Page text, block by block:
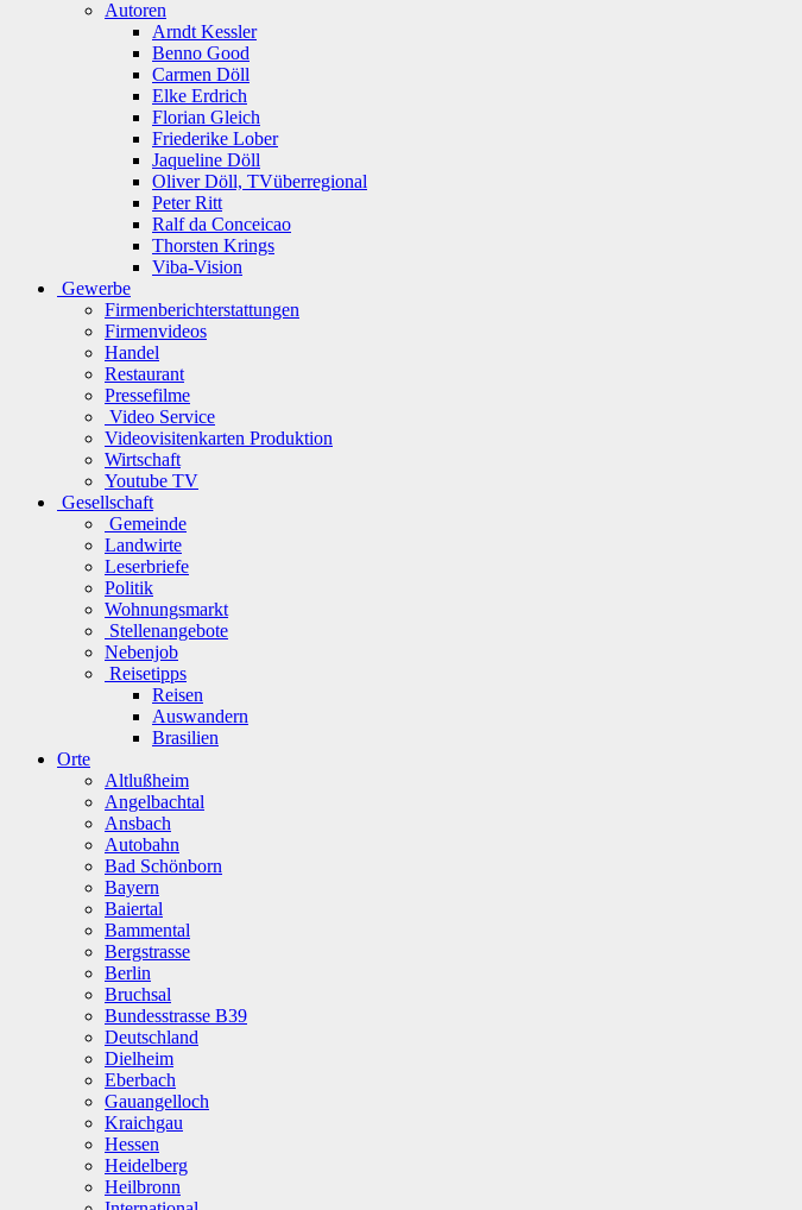
Autoren
Arndt Kessler
Benno Good
Carmen Döll
Elke Erdrich
Florian Gleich
Friederike Lober
Jaqueline Döll
Oliver Döll, TVüberregional
Peter Ritt
Ralf da Conceicao
Thorsten Krings
Viba-Vision
Gewerbe
Firmenberichterstattungen
Firmenvideos
Handel
Restaurant
Pressefilme
Video Service
Videovisitenkarten Produktion
Wirtschaft
Youtube TV
Gesellschaft
Gemeinde
Landwirte
Leserbriefe
Politik
Wohnungsmarkt
Stellenangebote
Nebenjob
Reisetipps
Reisen
Auswandern
Brasilien
Orte
Altlußheim
Angelbachtal
Ansbach
Autobahn
Bad Schönborn
Bayern
Baiertal
Bammental
Bergstrasse
Berlin
Bruchsal
Bundesstrasse B39
Deutschland
Dielheim
Eberbach
Gauangelloch
Kraichgau
Hessen
Heidelberg
Heilbronn